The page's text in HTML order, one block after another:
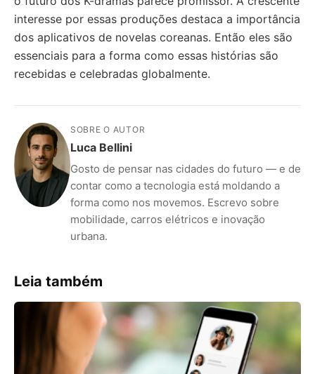
interesse por essas produções destaca a importância
dos aplicativos de novelas coreanas. Então eles são
essenciais para a forma como essas histórias são
recebidas e celebradas globalmente.
SOBRE O AUTOR
Luca Bellini
Gosto de pensar nas cidades do futuro — e de
contar como a tecnologia está moldando a
forma como nos movemos. Escrevo sobre
mobilidade, carros elétricos e inovação
urbana.
Leia também